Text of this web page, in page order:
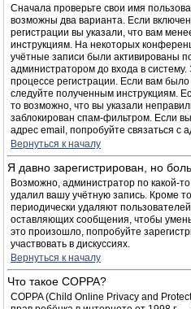
Сначала проверьте свои имя
возможны два варианта. Если
регистрации вы указали, что вам
инструкциям. На некоторых
учётные записи были активированы
администратором до входа в
процессе регистрации. Если вам
следуйте полученным инструкциям.
то возможно, что вы указали
заблокирован спам-фильтром. Если
адрес email, попробуйте связаться с
Вернуться к началу
Я давно зарегистрирован, но
Возможно, администратор по какой-
удалил вашу учётную запись. Кроме
периодически удаляют
оставляющих сообщения, чтобы
это произошло, попробуйте
участвовать в дискуссиях.
Вернуться к началу
Что такое COPPA?
COPPA (Child Online Privacy and